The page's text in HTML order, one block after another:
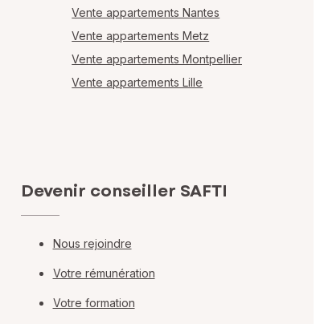
Vente appartements Nantes
Vente appartements Metz
Vente appartements Montpellier
Vente appartements Lille
Devenir conseiller SAFTI
Nous rejoindre
Votre rémunération
Votre formation